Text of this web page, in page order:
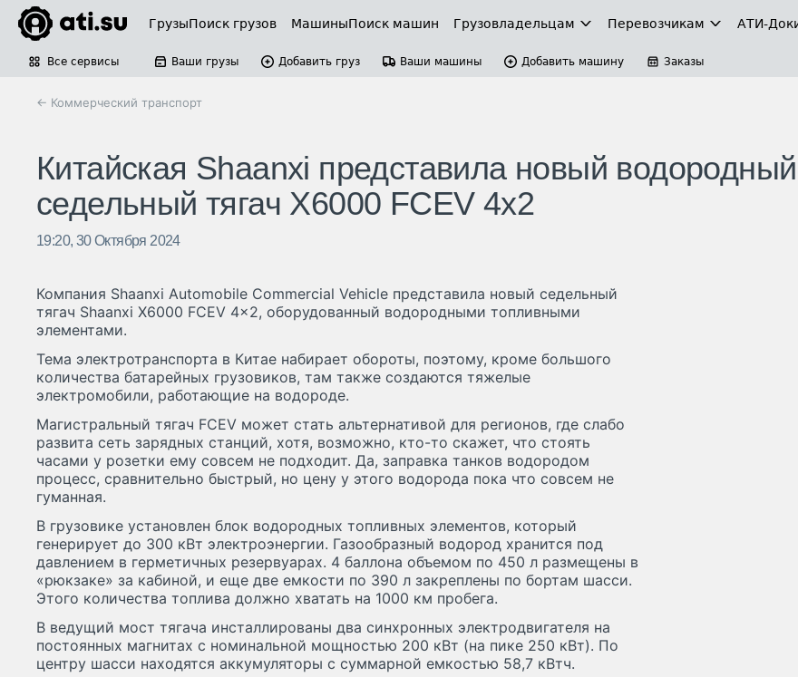
ГрузыПоиск грузов МашиныПоиск машин Грузовладельцам Перевозчикам АТИ-
Все сервисы Ваши грузы Добавить груз Ваши машины Добавить машину Заказы
← Коммерческий транспорт
Китайская Shaanxi представила новый водородный
седельный тягач Х6000 FCEV 4x2
19:20, 30 Октября 2024
Компания Shaanxi Automobile Commercial Vehicle представила новый седельный
тягач Shaanxi Х6000 FCEV 4×2, оборудованный водородными топливными
элементами.
Тема электротранспорта в Китае набирает обороты, поэтому, кроме большого
количества батарейных грузовиков, там также создаются тяжелые
электромобили, работающие на водороде.
Магистральный тягач FCEV может стать альтернативой для регионов, где слабо
развита сеть зарядных станций, хотя, возможно, кто-то скажет, что стоять
часами у розетки ему совсем не подходит. Да, заправка танков водородом
процесс, сравнительно быстрый, но цену у этого водорода пока что совсем не
гуманная.
В грузовике установлен блок водородных топливных элементов, который
генерирует до 300 кВт электроэнергии. Газообразный водород хранится под
давлением в герметичных резервуарах. 4 баллона объемом по 450 л размещены в
«рюкзаке» за кабиной, и еще две емкости по 390 л закреплены по бортам шасси.
Этого количества топлива должно хватать на 1000 км пробега.
В ведущий мост тягача инсталлированы два синхронных электродвигателя на
постоянных магнитах с номинальной мощностью 200 кВт (на пике 250 кВт). По
центру шасси находятся аккумуляторы с суммарной емкостью 58,7 кВтч.